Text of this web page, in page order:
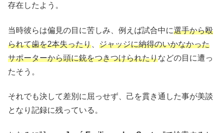
存在したよう。
当時彼らは偏見の目に苦しみ、例えば試合中に選手から殴
られて歯を2本失ったり
ジャッジに納得のいかなかった
サポーターから頭に銃をつきつけられたりなどの目に遭っ
たそう。
それでも決して差別に屈っせず、己を貫き通した事が美談
となり記録に残っている。